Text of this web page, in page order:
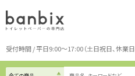
受付時間 / 平日9:00～17:00（土日祝日、休業日